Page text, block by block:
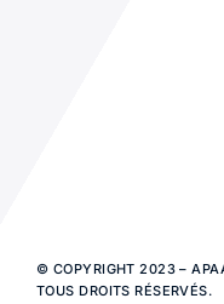
© COPYRIGHT 2023 –
TOUS DROITS RÉSERVÉS.